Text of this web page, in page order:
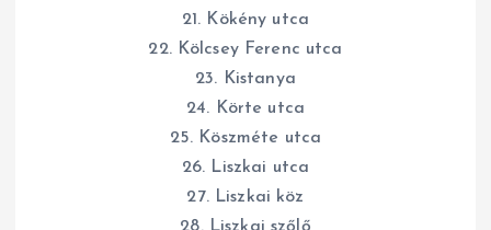
21. Kökény utca
22. Kölcsey Ferenc utca
23. Kistanya
24. Körte utca
25. Köszméte utca
26. Liszkai utca
27. Liszkai köz